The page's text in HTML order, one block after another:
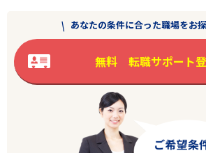
あなたの条件に合った職場をお
無料 転職サポート